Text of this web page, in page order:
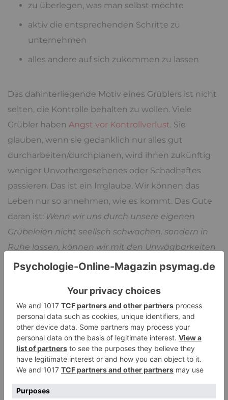
zu überlegen, was man selbst möchte
aktiv die entsprechenden Schritte zu
unternehmen
alles andere auf sich zukommen zu lassen
Das dahinterliegende Motiv eines Grüblers ist nicht
selten, die Kontrolle behalten zu wollen. Viele
Grübler haben Angst vor Kontrollverlust. Sie
glauben, wenn sie gedanklich nur alles gut
durcharbeiten/durchplanen, wird ihnen zukünftig
weniger Unvorhergesehenes oder Schadhaftes
passieren. Das ist ein Irrglaube. Wir können das
Leben nur so annehmen, wie es kommt. Das Gute
daran ist: Wenn wir uns durch unsere eigenen
Grübeleien nicht seelisch schwächen, sondern in
Ruhe lassen, können wir mit den Unwägbarkeiten
des Lebens viel stärker umgehen.
3. Du bestimmst selbst, was in
deinem Kopf ist
Wir sind Herr unserer Gedanken. Indem wir über
ein Thema nachdenken, verleihen wir ihm mehr
Gewicht. Wir verwenden Energien und Zeit darauf.
Hat dieses Thema überhaupt die Wertigkeit für